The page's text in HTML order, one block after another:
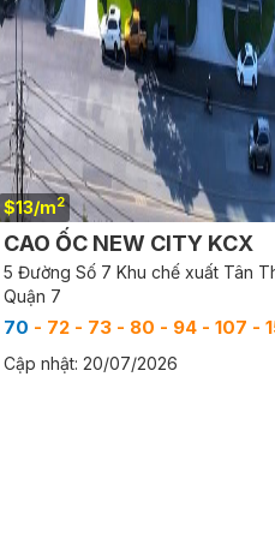
56-60- - 71 - 100 -
$13/m2
CAO ỐC NEW CITY KCX
5 Đường Số 7 Khu chế xuất Tân
Quận 7
70 - 72 - 73 - 80 - 94 - 107 - 158 - 168 - 180 - 256 - 405 - 853 -
Cập nhật: 20/07/2026